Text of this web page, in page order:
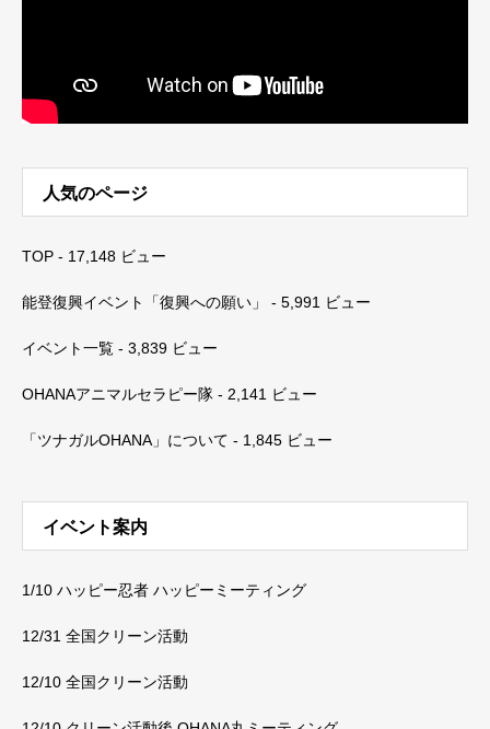
人気のページ
TOP - 17,148 ビュー
能登復興イベント「復興への願い」 - 5,991 ビュー
イベント一覧 - 3,839 ビュー
OHANAアニマルセラピー隊 - 2,141 ビュー
「ツナガルOHANA」について - 1,845 ビュー
イベント案内
1/10 ハッピー忍者 ハッピーミーティング
12/31 全国クリーン活動
12/10 全国クリーン活動